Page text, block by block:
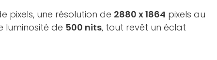
pixels, une résolution de 2880 x 1864 pixels au
luminosité de 500 nits, tout revêt un éclat